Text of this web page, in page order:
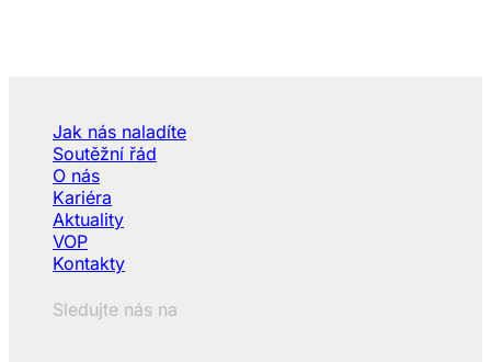
Jak nás naladíte
Soutěžní řád
O nás
Kariéra
Aktuality
VOP
Kontakty
Sledujte nás na